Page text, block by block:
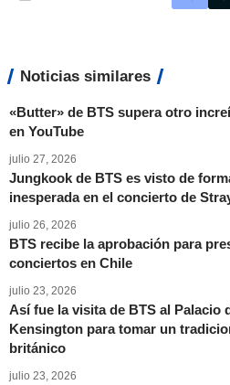
Noticias similares
«Butter» de BTS supera otro
en YouTube
julio 27, 2026
Jungkook de BTS es visto de
inesperada en el concierto de
julio 26, 2026
BTS recibe la aprobación para
conciertos en Chile
julio 23, 2026
Así fue la visita de BTS al Palacio
Kensington para tomar un
británico
julio 23, 2026